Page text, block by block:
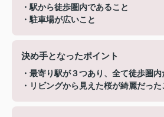
・駅から徒歩圏内であること
・駐車場が広いこと
決め手となったポイント
・最寄り駅が３つあり、全て徒歩圏内
・リビングから見えた桜が綺麗だった